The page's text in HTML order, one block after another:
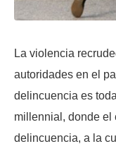
La violencia
autoridades en el
delincuencia es
millennial, donde el
delincuencia, a la